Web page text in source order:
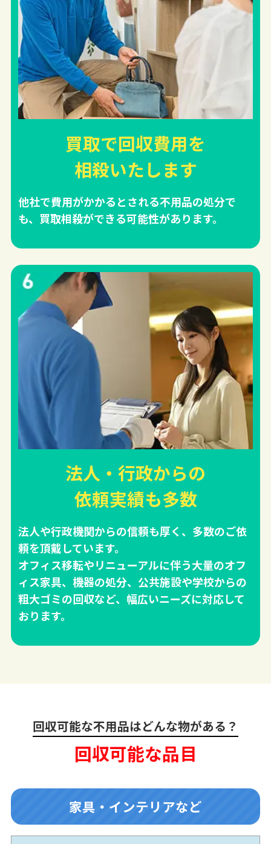
買取で回収費用を
相殺いたします
他社で費用がかかるとされる不用品の処分で
も、買取相殺ができる可能性があります。
法人・行政からの
依頼実績も多数
法人や行政機関からの信頼も厚く、多数のご依
頼を頂戴しています。
オフィス移転やリニューアルに伴う大量のオフ
ィス家具、機器の処分、公共施設や学校からの
粗大ゴミの回収など、幅広いニーズに対応して
おります。
回収可能な不用品はどんな物がある？
回収可能な品目
家具・インテリアなど